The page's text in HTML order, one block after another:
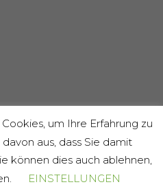
um Ihre Erfahrung zu
aus, dass Sie damit
können dies auch ablehnen,
EINSTELLUNGEN